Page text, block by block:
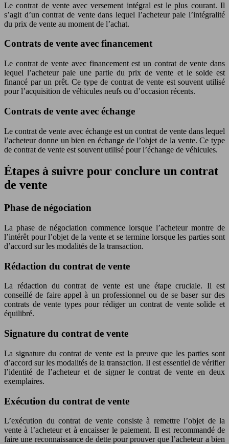
Le contrat de vente avec versement intégral est le plus courant. Il
s’agit d’un contrat de vente dans lequel l’acheteur paie l’intégralité
du prix de vente au moment de l’achat.
Contrats de vente avec financement
Le contrat de vente avec financement est un contrat de vente dans
lequel l’acheteur paie une partie du prix de vente et le solde est
financé par un prêt. Ce type de contrat de vente est souvent utilisé
pour l’acquisition de véhicules neufs ou d’occasion récents.
Contrats de vente avec échange
Le contrat de vente avec échange est un contrat de vente dans lequel
l’acheteur donne un bien en échange de l’objet de la vente. Ce type
de contrat de vente est souvent utilisé pour l’échange de véhicules.
Étapes à suivre pour conclure un contrat
de vente
Phase de négociation
La phase de négociation commence lorsque l’acheteur montre de
l’intérêt pour l’objet de la vente et se termine lorsque les parties sont
d’accord sur les modalités de la transaction.
Rédaction du contrat de vente
La rédaction du contrat de vente est une étape cruciale. Il est
conseillé de faire appel à un professionnel ou de se baser sur des
contrats de vente types pour rédiger un contrat de vente solide et
équilibré.
Signature du contrat de vente
La signature du contrat de vente est la preuve que les parties sont
d’accord sur les modalités de la transaction. Il est essentiel de vérifier
l’identité de l’acheteur et de signer le contrat de vente en deux
exemplaires.
Exécution du contrat de vente
L’exécution du contrat de vente consiste à remettre l’objet de la
vente à l’acheteur et à encaisser le paiement. Il est recommandé de
faire une reconnaissance de dette pour prouver que l’acheteur a bien